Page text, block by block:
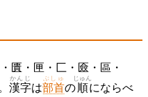
匱・匣・匚・匳・區・
漢字
かんじ
は部首
ぶしゅ
の順
じゅん
にならべ